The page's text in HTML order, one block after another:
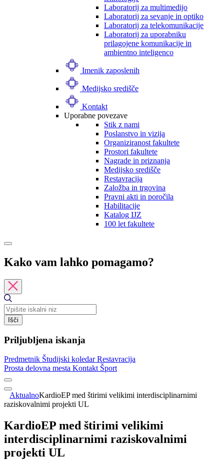
Laboratorij za multimedijo
Laboratorij za sevanje in optiko
Laboratorij za telekomunikacije
Laboratorij za uporabniku
prilagojene komunikacije in
ambientno inteligenco
Imenik zaposlenih
Medijsko središče
Kontakt
Uporabne povezave
Stik z nami
Poslanstvo in vizija
Organiziranost fakultete
Prostori fakultete
Nagrade in priznanja
Medijsko središče
Restavracija
Založba in trgovina
Pravni akti in poročila
Habilitacije
Katalog IJZ
100 let fakultete
Kako vam lahko pomagamo?
Išči
Priljubljena iskanja
Predmetnik Študijski koledarRestavracija
Prosta delovna mesta Kontakt Šport
AktualnoKardioEP med štirimi velikimi interdisciplinarnimi
raziskovalnimi projekti UL
KardioEP med štirimi velikimi
interdisciplinarnimi raziskovalnimi
projekti UL